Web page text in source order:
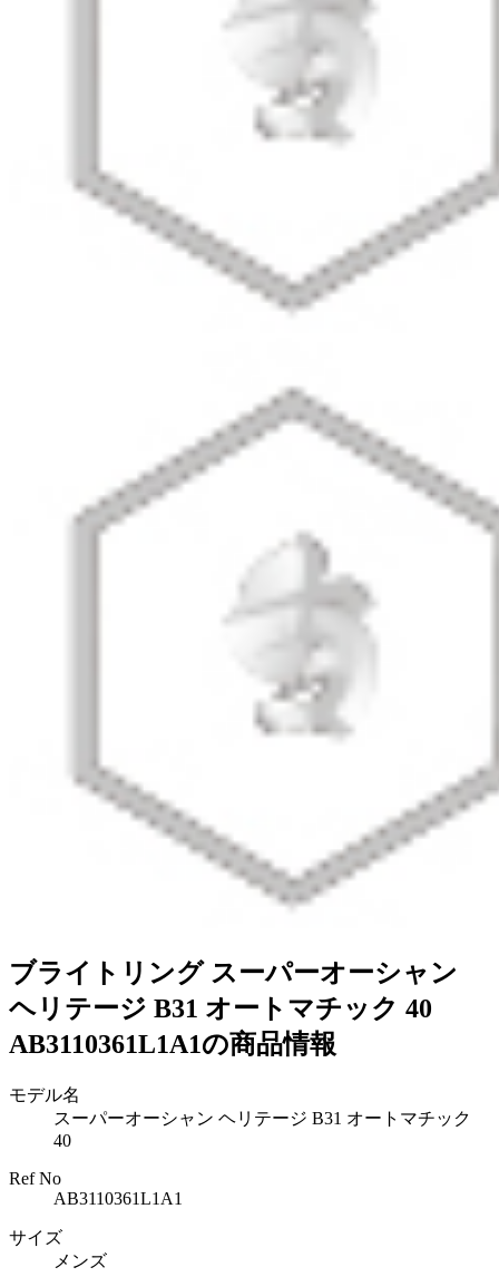
ブライトリング スーパーオーシャン
ヘリテージ B31 オートマチック 40
AB3110361L1A1の商品情報
モデル名
スーパーオーシャン ヘリテージ B31 オートマチック
40
Ref No
AB3110361L1A1
サイズ
メンズ